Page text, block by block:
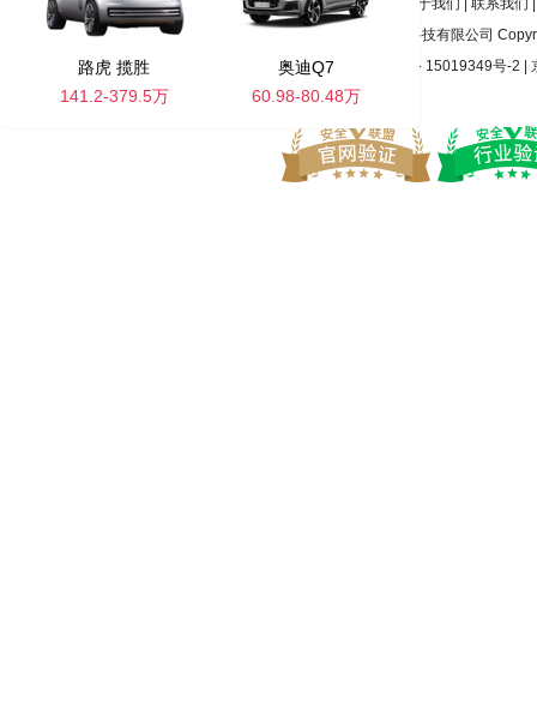
路虎 揽胜
141.2-379.5万
奥迪Q7
60.98-80.48万
关于我们 联系我们
北京意维科技有限公司
经营性许可证编号：京ICP证150872号 |
京ICP备 15019349号-2